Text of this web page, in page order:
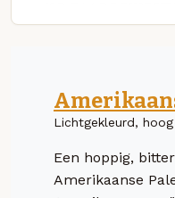
Lichtgekleurd,
Een hoppig,
Amerikaanse